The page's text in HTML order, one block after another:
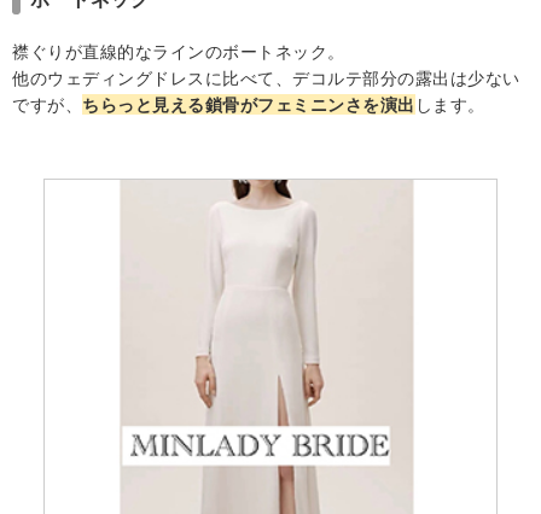
襟ぐりが直線的なラインのボートネック。
他のウェディングドレスに比べて、デコルテ部分の露出は少ない
ですが、 ちらっと見える鎖骨がフェミニンさを演出 します。